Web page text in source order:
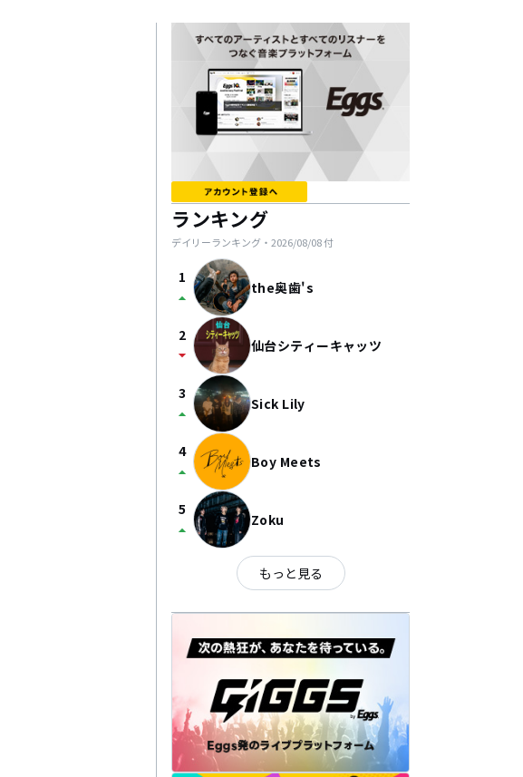
ランキング
デイリーランキング・ 2026/08/08付
1
arrow_drop_up the奥歯's
2
arrow_drop_down 仙台シティーキャッツ
3
arrow_drop_up Sick Lily
4
arrow_drop_up Boy Meets
5
arrow_drop_up Zoku
もっと見る